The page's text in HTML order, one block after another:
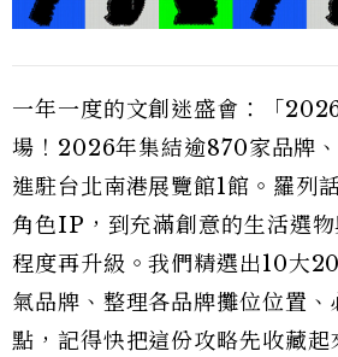
一年一度的文創迷盛會：「
場！2026年集結逾870家品牌
進駐台北南港展覽館1館。羅列
角色IP，到充滿創意的生活選
程度再升級。我們精選出10大
氣品牌、整理各品牌攤位位置、
點，記得快把這份攻略先收藏起